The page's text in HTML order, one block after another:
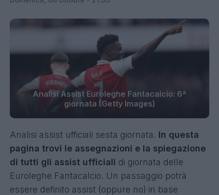
Analisi Assist Euroleghe Fantacalcio: 6ª
giornata (Getty Images)
Analisi assist ufficiali sesta giornata. In questa
pagina trovi le assegnazioni e la spiegazione
di tutti gli assist ufficiali di giornata delle
Euroleghe Fantacalcio. Un passaggio potrà
essere definito assist (oppure no) in base